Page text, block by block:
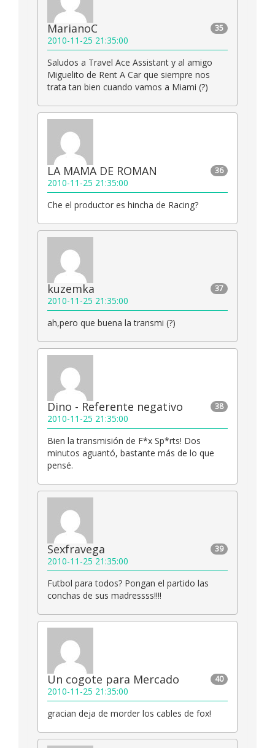
35
MarianoC
2010-11-25 21:35:00
Saludos a Travel Ace Assistant y al amigo
Miguelito de Rent A Car que siempre nos
trata tan bien cuando vamos a Miami (?)
36
LA MAMA DE ROMAN
2010-11-25 21:35:00
Che el productor es hincha de Racing?
37
kuzemka
2010-11-25 21:35:00
ah,pero que buena la transmi (?)
38
Dino - Referente negativo
2010-11-25 21:35:00
Bien la transmisión de F*x Sp*rts! Dos
minutos aguantó, bastante más de lo que
pensé.
39
Sexfravega
2010-11-25 21:35:00
Futbol para todos? Pongan el partido las
conchas de sus madressss!!!!
40
Un cogote para Mercado
2010-11-25 21:35:00
gracian deja de morder los cables de fox!